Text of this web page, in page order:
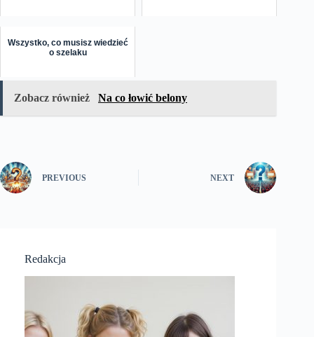
Wszystko, co musisz wiedzieć
o szelaku
Zobacz również Na co łowić belony
PREVIOUS NEXT
Redakcja